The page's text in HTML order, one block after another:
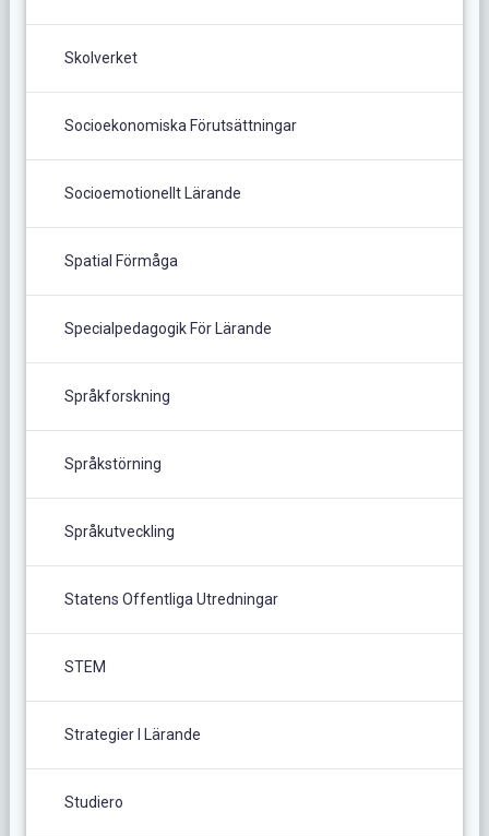
Skolverket
Socioekonomiska Förutsättningar
Socioemotionellt Lärande
Spatial Förmåga
Specialpedagogik För Lärande
Språkforskning
Språkstörning
Språkutveckling
Statens Offentliga Utredningar
STEM
Strategier I Lärande
Studiero